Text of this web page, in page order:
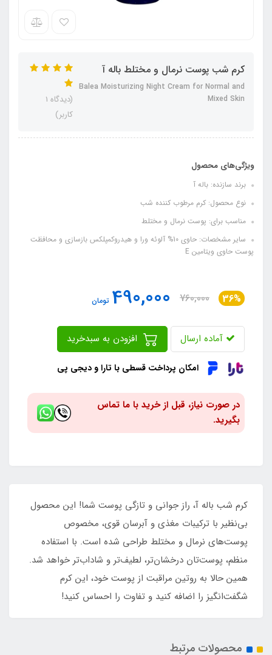
کرم شب پوست نرمال و مختلط باله آ
Balea Moisturizing Night Cream for Normal and
Mixed Skin
(دیدگاه 1
کاربر)
ویژگی‌های محصول
برند سازنده: باله آ
نوع محصول: کرم مرطوب کننده شب
مناسب برای: پوست نرمال و مختلط
سایر مشخصات: حاوی 10% آلوئه ورا و هیدروکمپلکس بازسازی و محافظت
پوست حاوی ویتامین E
36%
760,000
490,000 تومان
آماده ارسال
امکان پرداخت قسطی با تارا و دیجی پی
در صورت نیاز، قبل از خرید با ما تماس
بگیرید.
کرم شب باله آ، راز جوانی و تازگی پوست شما! این محصول
بی‌نظیر با ترکیبات مغذی و آبرسان قوی، مخصوص
پوست‌های نرمال و مختلط طراحی شده است. با استفاده
منظم، پوست‌تان درخشان‌تر، لطیف‌تر و شاداب‌تر خواهد شد.
همین حالا به روتین مراقبت از پوست خود، این کرم
شگفت‌انگیز را اضافه کنید و تفاوت را احساس کنید!
محصولات مرتبط